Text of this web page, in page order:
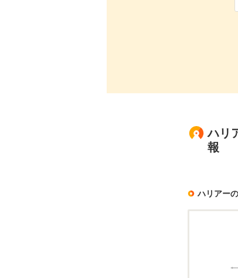
ハリ
報
ハリアー